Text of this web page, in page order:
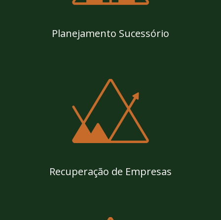
Planejamento Sucessório
Recuperação de Empresas